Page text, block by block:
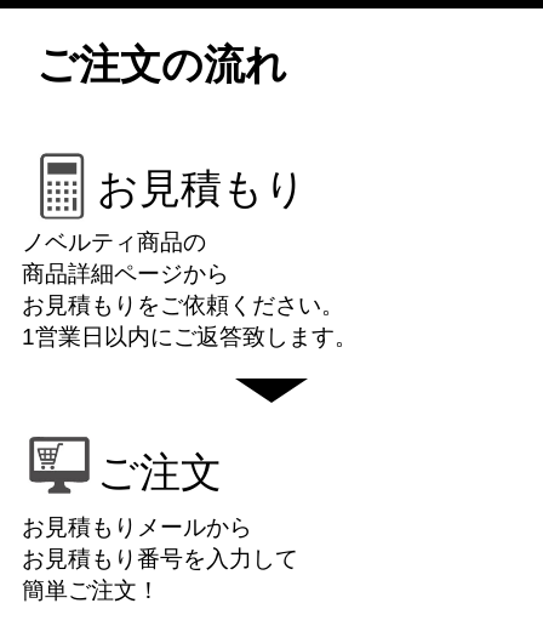
ご注文の流れ
お見積もり
ノベルティ商品の
商品詳細ページから
お見積もりをご依頼ください。
1営業日以内にご返答致します。
ご注文
お見積もりメールから
お見積もり番号を入力して
簡単ご注文！